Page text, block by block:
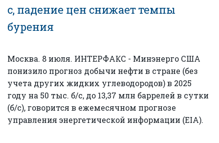
с, падение цен снижает темпы
бурения
Москва. 8 июля. ИНТЕРФАКС - Минэнерго США
понизило прогноз добычи нефти в стране (без
учета других жидких углеводородов) в 2025
году на 50 тыс. б/с, до 13,37 млн баррелей в сутки
(б/с), говорится в ежемесячном прогнозе
управления энергетической информации (EIA).